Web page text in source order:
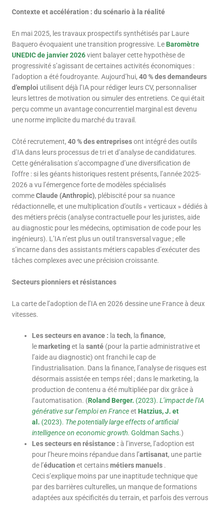
Contexte et accélération : du scénario à la réalité
En mai 2025, les travaux prospectifs synthétisés par Laure
Baquero évoquaient une transition progressive. Le Baromètre
UNEDIC de janvier 2026vient balayer cette hypothèse de
progressivité s’agissant de certaines activités économiques :
l’adoption a été foudroyante. Aujourd’hui, 40 % des demandeurs
d’emploi utilisent déjà l’IA pour rédiger leurs CV, personnaliser
leurs lettres de motivation ou simuler des entretiens. Ce qui était
perçu comme un avantage concurrentiel marginal est devenu
une norme implicite du marché du travail.
Côté recrutement, 40 % des entreprisesont intégré des outils
d’IA dans leurs processus de tri et d’analyse de candidatures.
Cette généralisation s’accompagne d’une diversification de
l’offre : si les géants historiques restent présents, l’année 2025-
2026 a vu l’émergence forte de modèles spécialisés
commeClaude (Anthropic), plébiscité pour sa nuance
rédactionnelle, et une multiplication d’outils « verticaux » dédiés à
des métiers précis (analyse contractuelle pour les juristes, aide
au diagnostic pour les médecins, optimisation de code pour les
ingénieurs). L’IA n’est plus un outil transversal vague ; elle
s’incarne dans des assistants métiers capables d’exécuter des
tâches complexes avec une précision croissante.
Secteurs pionniers et résistances
La carte de l’adoption de l’IA en 2026 dessine une France à deux
vitesses.
Les secteurs en avance : la tech, la finance,
lemarketinget la santé(pour la partie administrative et
l’aide au diagnostic) ont franchi le cap de
l’industrialisation. Dans la finance, l’analyse de risques est
désormais assistée en temps réel ; dans le marketing, la
production de contenu a été multipliée par dix grâce à
l’automatisation. (Roland Berger. (2023). L’impact de l’IA
générative sur l’emploi en Franceet Hatzius, J. et
al. (2023). Thepotentiallylargeeffectsofartificial
intelligence on economic growth. Goldman Sachs.)
Les secteurs en résistance : à l’inverse, l’adoption est
pour l’heure moins répandue dans l’artisanat, une partie
de l’éducation et certainsmétiers manuels.
Ceci s’explique moins par une inaptitude technique que
par des barrières culturelles, un manque de formations
adaptées aux spécificités du terrain, et parfois des verrous